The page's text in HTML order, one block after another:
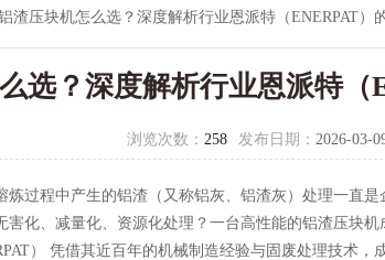
渣压块机怎么选？深度解析行业恩派特（ENERPAT）
选？深度解析行业恩派特（
浏览次数： 258 发布日期： 2026-03-
炼过程中产生的铝渣（又称铝灰、铝渣灰）处理一直
化、减量化、资源化处理？一台高性能的铝渣压块机
） 凭借其近百年的机械制造经验与固废处理技术